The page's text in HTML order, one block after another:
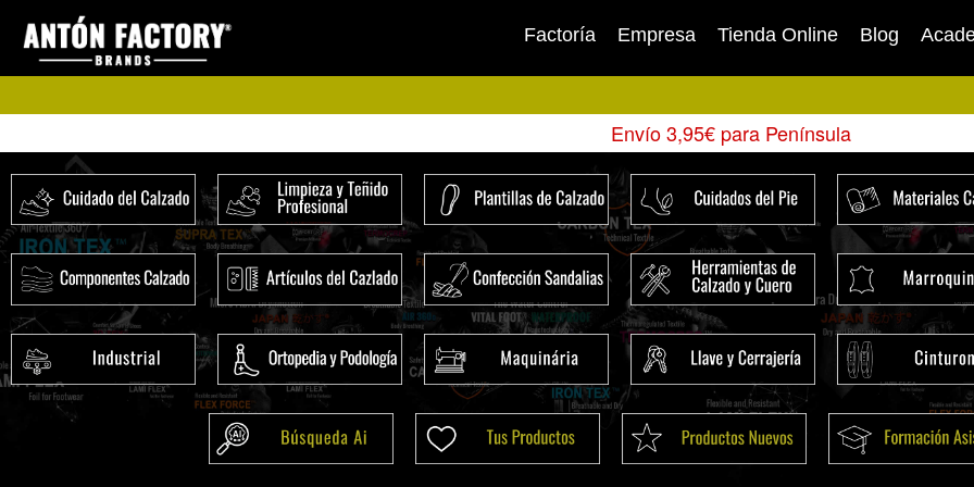
contenido
Factoría Empresa Tienda Online Blog
Envío 3,95€ para Península